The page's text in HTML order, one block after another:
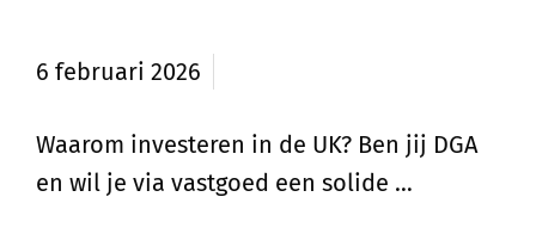
6 februari 2026
Waarom investeren in de UK? Ben jij DGA
en wil je via vastgoed een solide …